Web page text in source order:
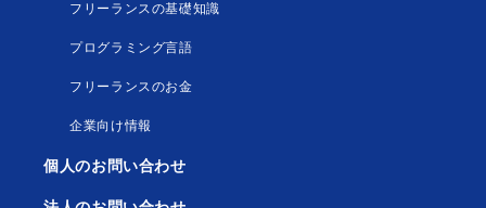
フリーランスの基礎知識
プログラミング言語
フリーランスのお金
企業向け情報
個人のお問い合わせ